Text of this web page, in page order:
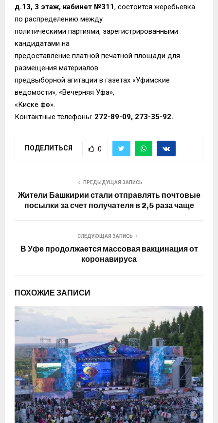
д.13, 3 этаж, кабинет №311, состоится жеребьевка
по распределению между
политическими партиями, зарегистрированными
кандидатами на
предоставление платной печатной площади для
размещения материалов
предвыборной агитации в газетах «Уфимские
ведомости», «Вечерняя Уфа»,
«Киске Өфө».
Контактные телефоны: 272-89-09, 273-35-92.
ПОДЕЛИТЬСЯ 0
ПРЕДЫДУЩАЯ ЗАПИСЬ
Жители Башкирии стали отправлять почтовые
посылки за счет получателя в 2,5 раза чаще
СЛЕДУЮЩАЯ ЗАПИСЬ
В Уфе продолжается массовая вакцинация от
коронавируса
ПОХОЖИЕ ЗАПИСИ